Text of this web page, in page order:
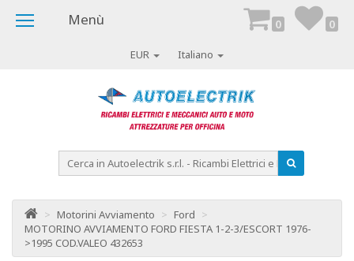
EUR Italiano
0 0
Menù
> Motorini Avviamento > Ford >
MOTORINO AVVIAMENTO FORD FIESTA 1-2-3/ESCORT 1976-
>1995 COD.VALEO 432653